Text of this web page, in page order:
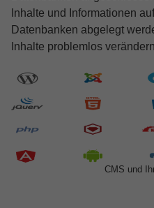
Inhalte und Informationen
Datenbanken abgelegt
Inhalte problemlos
CMS und